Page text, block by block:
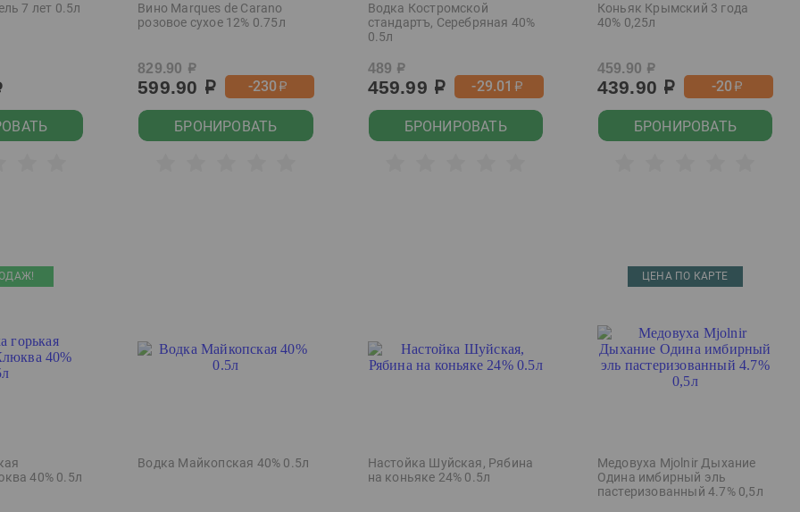
7 лет 0.5л
Вино Marques de Carano
розовое сухое 12% 0.75л
829.90 р
599.90 р -230р
БРОНИРОВАТЬ
Водка Костромской
стандартъ, Серебряная 40%
0.5л
489 р
459.99 р -29.01 р
БРОНИРОВАТЬ
Коньяк Крымский 3 года
40% 0,25л
459.90 р
439.90 р -20р
БРОНИРОВАТЬ
40% 0.5л
Водка Майкопская 40% 0.5л
Настойка Шуйская, Рябина
на коньяке 24% 0.5л
ЦЕНА ПО КАРТЕ
Медовуха Mjolnir Дыхание
Одина имбирный эль
пастеризованный 4.7% 0,5л